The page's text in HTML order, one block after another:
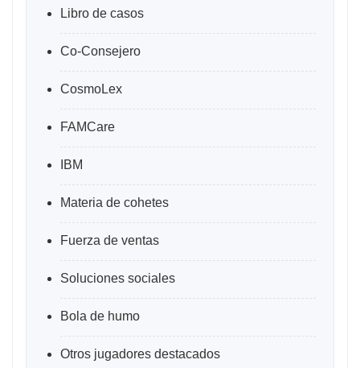
Libro de casos
Co-Consejero
CosmoLex
FAMCare
IBM
Materia de cohetes
Fuerza de ventas
Soluciones sociales
Bola de humo
Otros jugadores destacados